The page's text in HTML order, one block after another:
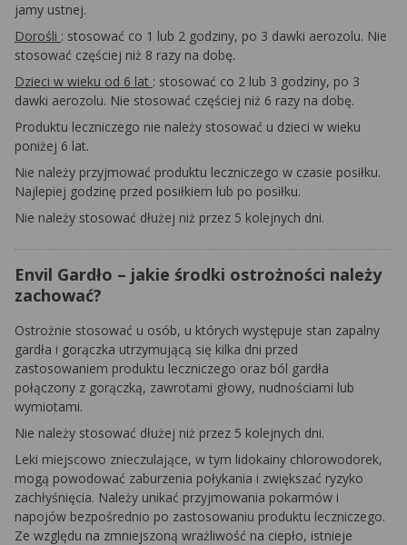
jamy ustnej.
Dorośli : stosować co 1 lub 2 godziny, po 3 dawki aerozolu. Nie
stosować częściej niż 8 razy na dobę.
Dzieci w wieku od 6 lat : stosować co 2 lub 3 godziny, po 3
dawki aerozolu. Nie stosować częściej niż 6 razy na dobę.
Produktu leczniczego nie należy stosować u dzieci w wieku
poniżej 6 lat.
Nie należy przyjmować produktu leczniczego w czasie posiłku.
Najlepiej godzinę przed posiłkiem lub po posiłku.
Nie należy stosować dłużej niż przez 5 kolejnych dni.
Envil Gardło – jakie środki ostrożności należy
zachować?
Ostrożnie stosować u osób, u których występuje stan zapalny
gardła i gorączka utrzymującą się kilka dni przed
zastosowaniem produktu leczniczego oraz ból gardła
połączony z gorączką, zawrotami głowy, nudnościami lub
wymiotami.
Nie należy stosować dłużej niż przez 5 kolejnych dni.
Leki miejscowo znieczulające, w tym lidokainy chlorowodorek,
mogą powodować zaburzenia połykania i zwiększać ryzyko
zachłyśnięcia. Należy unikać przyjmowania pokarmów i
napojów bezpośrednio po zastosowaniu produktu leczniczego.
Ze względu na zmniejszoną wrażliwość na ciepło, istnieje